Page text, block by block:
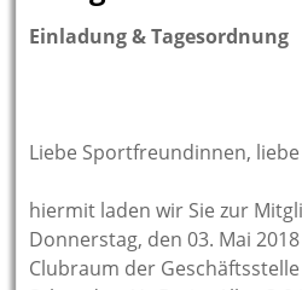
Einladung & Tagesordnung
Liebe Sportfreundinnen,
hiermit laden wir Sie zur
Donnerstag, den 03. Mai
Clubraum der Geschäftsstelle